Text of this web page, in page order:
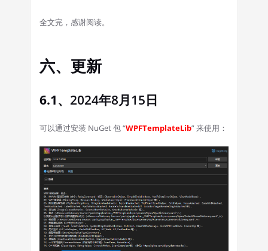
全文完，感谢阅读。
六、更新
6.1、 2024年8月15日
可以通过安装 NuGet 包 “WPFTemplateLib” 来使用：